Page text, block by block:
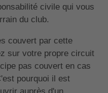
civile qui vous
du club.
couvert par cette
sur votre propre circuit
pas couvert en cas
pourquoi il est